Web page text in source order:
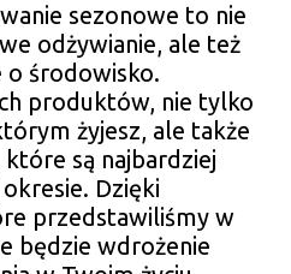
sezonowe to nie
odżywianie, ale też
o środowisko.
produktów, nie tylko
żyjesz, ale także
które są najbardziej
Dzięki
przedstawiliśmy w
będzie wdrożenie